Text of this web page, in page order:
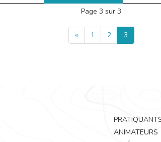
Page 3 sur 3
« 1 2 3
ANIMATEURS